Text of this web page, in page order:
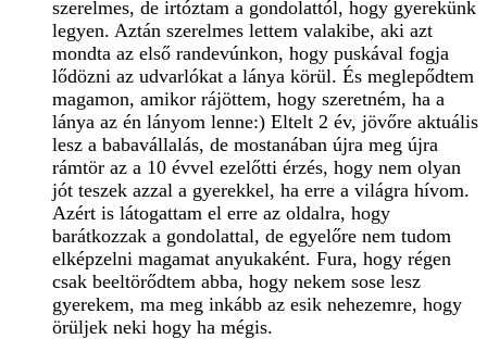
szerelmes, de irtóztam a gondolattól, hogy gyerekünk
legyen. Aztán szerelmes lettem valakibe, aki azt
mondta az első randevúnkon, hogy puskával fogja
lődözni az udvarlókat a lánya körül. És meglepődtem
magamon, amikor rájöttem, hogy szeretném, ha a
lánya az én lányom lenne:) Eltelt 2 év, jövőre aktuális
lesz a babavállalás, de mostanában újra meg újra
rámtör az a 10 évvel ezelőtti érzés, hogy nem olyan
jót teszek azzal a gyerekkel, ha erre a világra hívom.
Azért is látogattam el erre az oldalra, hogy
barátkozzak a gondolattal, de egyelőre nem tudom
elképzelni magamat anyukaként. Fura, hogy régen
csak beeltörődtem abba, hogy nekem sose lesz
gyerekem, ma meg inkább az esik nehezemre, hogy
örüljek neki hogy ha mégis.